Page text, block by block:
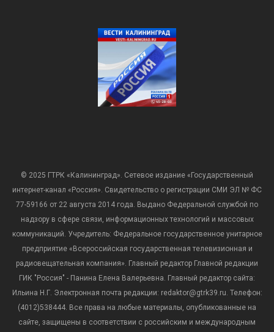
© 2025 ГТРК «Калининград». Сетевое издание «Государственный
интернет-канал «Россия». Свидетельство о регистрации СМИ ЭЛ № ФС
77-59166 от 22 августа 2014 года. Выдано Федеральной службой по
надзору в сфере связи, информационных технологий и массовых
коммуникаций. Учредитель: Федеральное государственное унитарное
предприятие «Всероссийская государственная телевизионная и
радиовещательная компания». Главный редактор Главной редакции
ГИК "Россия" - Панина Елена Валерьевна. Главный редактор сайта:
Ильина Н.Г. Электронная почта редакции: redaktor@gtrk39.ru. Телефон:
(4012)538444. Все права на любые материалы, опубликованные на
сайте, защищены в соответствии с российским и международным